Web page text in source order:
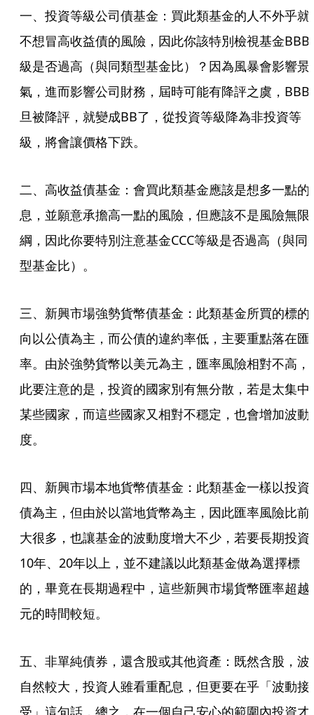
一、投資等級公司債基金：買此類基金的人不外乎就
不想冒高收益債的風險，因此你該特別檢視基金BBB
級是否過高（與同類型基金比）？因為風暴會影響景
氣，進而影響公司財務，屆時可能有降評之虞，BBB
旦被降評，就變成BB了，從投資等級降為非投資等
級，將會讓價格下跌。
二、高收益債基金：會買此類基金應該是想多一點的
息，並願意承擔高一點的風險，但應該不是風險無限
綱，因此你要特別注意基金CCC等級是否過高（與同
型基金比）。
三、新興市場強勢貨幣債基金：此類基金所買的標的
向以公債為主，而公債的違約率低，主要重點落在匯
率。由於強勢貨幣以美元為主，匯率風險相對不高，
此要注意的是，投資的國家別有無分散，若是太集中
某些國家，而這些國家又相對不穩定，也會增加波動
度。
四、新興市場本地貨幣債基金：此類基金一樣以投資
債為主，但由於以當地貨幣為主，因此匯率風險比前
大很多，也讓基金的波動度增大不少，若要長期投資
10年、20年以上，並不建議以此類基金做為選擇標
的，畢竟在長期過程中，這些新興市場貨幣匯率超越
元的時間較短。
五、非單純債券，還含股或其他資產：既然含股，波
自然較大，投資人雖看重配息，但更要在乎「波動接
受」這句話，總之，在一個自己安心的範圍內投資才